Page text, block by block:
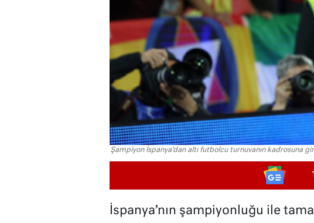
Şampiyon İspanya'dan altı futbolcu turnuvanın kadrosuna
İspanya’nın şampiyonluğu ile